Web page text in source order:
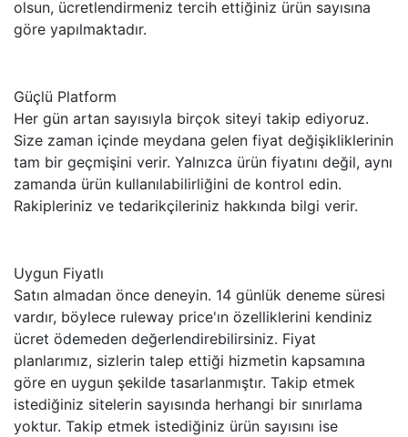
olsun, ücretlendirmeniz tercih ettiğiniz ürün sayısına
göre yapılmaktadır.
Güçlü Platform
Her gün artan sayısıyla birçok siteyi takip ediyoruz.
Size zaman içinde meydana gelen fiyat değişikliklerinin
tam bir geçmişini verir. Yalnızca ürün fiyatını değil, aynı
zamanda ürün kullanılabilirliğini de kontrol edin.
Rakipleriniz ve tedarikçileriniz hakkında bilgi verir.
Uygun Fiyatlı
Satın almadan önce deneyin. 14 günlük deneme süresi
vardır, böylece ruleway price'ın özelliklerini kendiniz
ücret ödemeden değerlendirebilirsiniz. Fiyat
planlarımız, sizlerin talep ettiği hizmetin kapsamına
göre en uygun şekilde tasarlanmıştır. Takip etmek
istediğiniz sitelerin sayısında herhangi bir sınırlama
yoktur. Takip etmek istediğiniz ürün sayısını ise